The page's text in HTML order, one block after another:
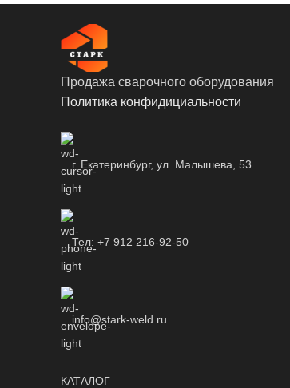
Продажа сварочного оборудования
Политика конфидициальности
г. Екатеринбург, ул. Малышева, 53
Тел: +7 912 216-92-50
info@stark-weld.ru
КАТАЛОГ